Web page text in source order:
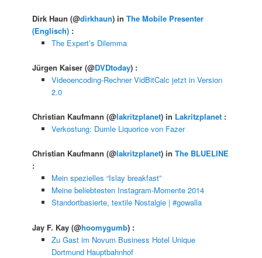
Dirk Haun(@dirkhaun) inThe Mobile Presenter
(Englisch) :
The Expert’s Dilemma
Jürgen Kaiser(@DVDtoday) :
Videoencoding-Rechner VidBitCalc jetzt in Version
2.0
Christian Kaufmann(@lakritzplanet) in Lakritzplanet :
Verkostung: Dumle Liquorice von Fazer
Christian Kaufmann(@lakritzplanet) inThe BLUELINE
:
Mein spezielles “Islay breakfast”
Meine beliebtesten Instagram-Momente 2014
Standortbasierte, textile Nostalgie | #gowalla
Jay F. Kay(@hoomygumb) :
Zu Gast im Novum Business Hotel Unique
Dortmund Hauptbahnhof